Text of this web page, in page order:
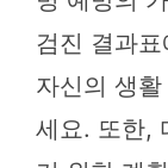
검진 결과
자신의 생
세요. 또한,